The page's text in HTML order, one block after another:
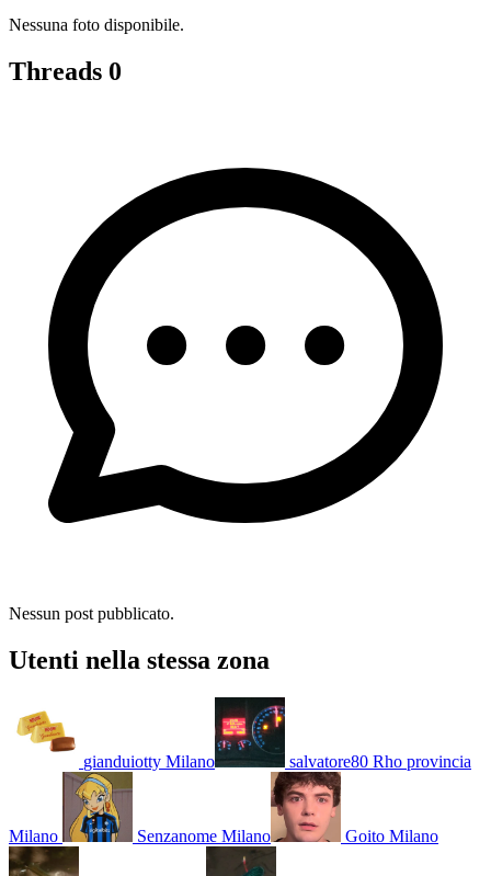
Nessuna foto disponibile.
Threads 0
Nessun post pubblicato.
Utenti nella stessa zona
gianduiotty Milano salvatore80 Rho provincia
Milano Senzanome Milano Goito Milano